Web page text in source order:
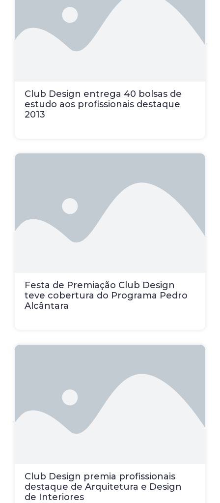
Club Design entrega 40 bolsas de
estudo aos profissionais destaque
2013
Festa de Premiação Club Design
teve cobertura do Programa Pedro
Alcântara
Club Design premia profissionais
destaque de Arquitetura e Design
de Interiores